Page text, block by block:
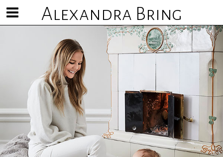
Alexandra Bring
Visa/göm
meny